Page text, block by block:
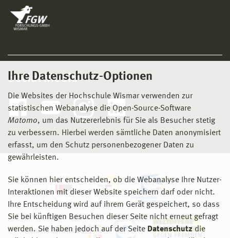
Ihre Datenschutz-Optionen
Die Websites der Hochschule Wismar verwenden zur
statistischen Webanalyse die Open-Source-Software
Matomo, um das Nutzererlebnis für Sie als Besucher stetig
zu verbessern. Hierbei werden sämtliche Daten anonymisiert
erfasst, um den Schutz personenbezogener Daten zu
gewährleisten.
Sie können hier entscheiden, ob die Webanalyse Ihre Nutzer-
Interaktionen mit dieser Website speichern darf oder nicht.
Ihre Entscheidung wird auf ihrem Gerät gespeichert, so dass
Sie bei künftigen Besuchen dieser Seite nicht erneut gefragt
werden. Sie haben jedoch auf der Seite Datenschutz die
Social Media